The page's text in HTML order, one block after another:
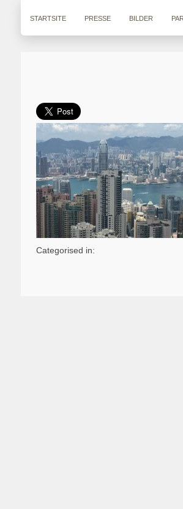
STARTSITE PRESSE BILDER
Categorised in: